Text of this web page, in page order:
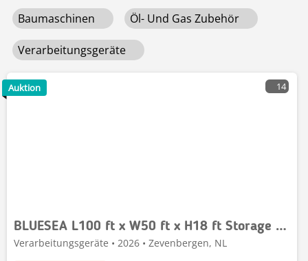
Baumaschinen Öl- Und Gas Zubehör
Verarbeitungsgeräte
14
BLUESEA L100 ft x W50 ft x H18 ft Storage Building
Verarbeitungsgeräte • 2026 • Zevenbergen, NL
Auktion